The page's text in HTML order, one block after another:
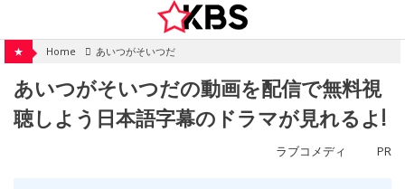
content
★ Home あいつがそいつだ
あいつがそいつだの動画を配信で無料視
聴しよう日本語字幕のドラマが見れるよ!
ラブコメディ PR